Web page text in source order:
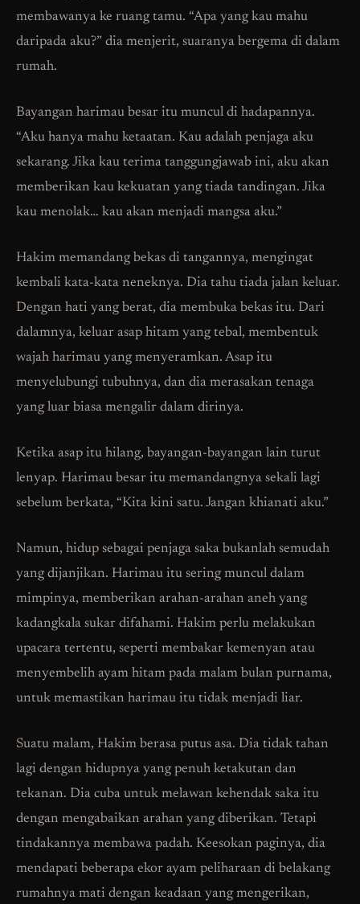
membawanya ke ruang tamu. “Apa yang kau mahu
daripada aku?” dia menjerit, suaranya bergema di dalam
rumah.
Bayangan harimau besar itu muncul di hadapannya.
“Aku hanya mahu ketaatan. Kau adalah penjaga aku
sekarang. Jika kau terima tanggungjawab ini, aku akan
memberikan kau kekuatan yang tiada tandingan. Jika
kau menolak… kau akan menjadi mangsa aku.”
Hakim memandang bekas di tangannya, mengingat
kembali kata-kata neneknya. Dia tahu tiada jalan keluar.
Dengan hati yang berat, dia membuka bekas itu. Dari
dalamnya, keluar asap hitam yang tebal, membentuk
wajah harimau yang menyeramkan. Asap itu
menyelubungi tubuhnya, dan dia merasakan tenaga
yang luar biasa mengalir dalam dirinya.
Ketika asap itu hilang, bayangan-bayangan lain turut
lenyap. Harimau besar itu memandangnya sekali lagi
sebelum berkata, “Kita kini satu. Jangan khianati aku.”
Namun, hidup sebagai penjaga saka bukanlah semudah
yang dijanjikan. Harimau itu sering muncul dalam
mimpinya, memberikan arahan-arahan aneh yang
kadangkala sukar difahami. Hakim perlu melakukan
upacara tertentu, seperti membakar kemenyan atau
menyembelih ayam hitam pada malam bulan purnama,
untuk memastikan harimau itu tidak menjadi liar.
Suatu malam, Hakim berasa putus asa. Dia tidak tahan
lagi dengan hidupnya yang penuh ketakutan dan
tekanan. Dia cuba untuk melawan kehendak saka itu
dengan mengabaikan arahan yang diberikan. Tetapi
tindakannya membawa padah. Keesokan paginya, dia
mendapati beberapa ekor ayam peliharaan di belakang
rumahnya mati dengan keadaan yang mengerikan,